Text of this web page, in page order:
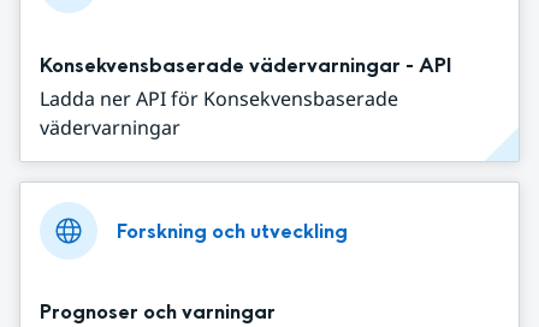
Konsekvensbaserade vädervarningar - API
Ladda ner API för Konsekvensbaserade
vädervarningar
Forskning och utveckling
Prognoser och varningar